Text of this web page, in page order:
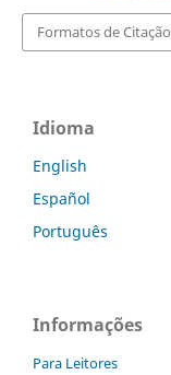
Formatos de Citação
Idioma
English
Español
Português
Informações
Para Leitores